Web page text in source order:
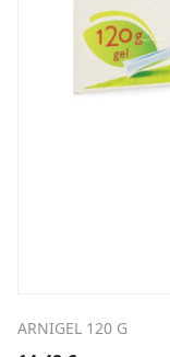
ARNIGEL 120 G